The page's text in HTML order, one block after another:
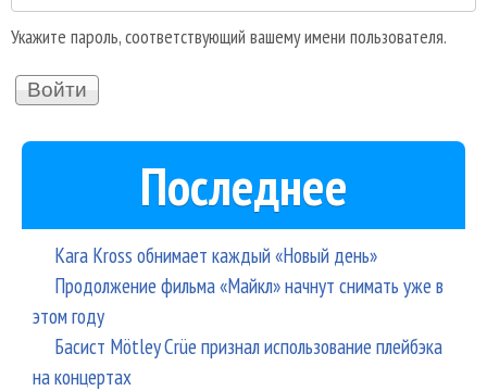
Укажите пароль, соответствующий вашему имени пользователя.
Последнее
Kara Kross обнимает каждый «Новый день»
Продолжение фильма «Майкл» начнут снимать уже в
этом году
Басист Mötley Crüe признал использование плейбэка
на концертах